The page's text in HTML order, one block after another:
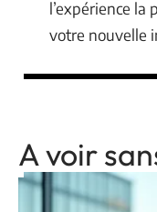
l’expérience la
votre nouvelle
A voir